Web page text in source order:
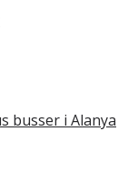
busser i Alanya